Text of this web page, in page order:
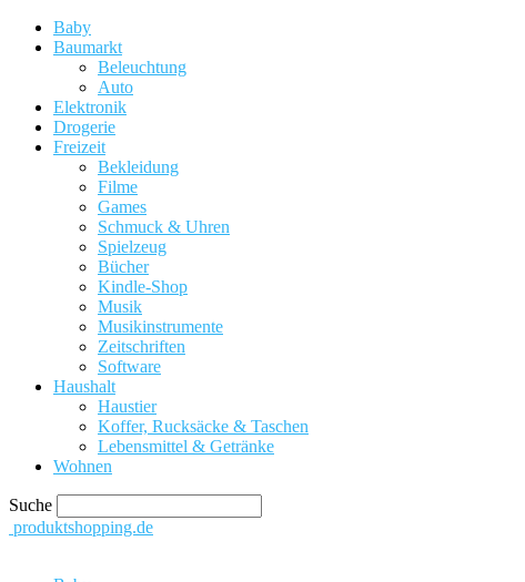
Baby
Baumarkt
Beleuchtung
Auto
Elektronik
Drogerie
Freizeit
Bekleidung
Filme
Games
Schmuck & Uhren
Spielzeug
Bücher
Kindle-Shop
Musik
Musikinstrumente
Zeitschriften
Software
Haushalt
Haustier
Koffer, Rucksäcke & Taschen
Lebensmittel & Getränke
Wohnen
Suche
produktshopping.de